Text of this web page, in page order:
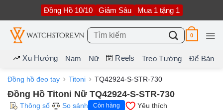
nội
dung
Đồng Hồ 10/10 Giảm Sâu Mua 1 tặng 1
Tìm
kiếm:
0
Xu Hướng Nam Nữ Reels Treo Tường Để Bàn
Đồng hồ đeo tay Titoni TQ42924-S-STR-730
Đồng Hồ Titoni Nữ TQ42924-S-STR-730
Thông số So sánh Còn hàng Yêu thích